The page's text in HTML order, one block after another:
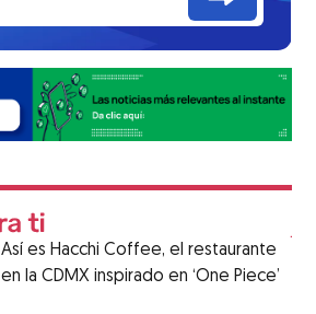
Así es Hacchi Coffee, el restaurante
en la CDMX inspirado en ‘One Piece’